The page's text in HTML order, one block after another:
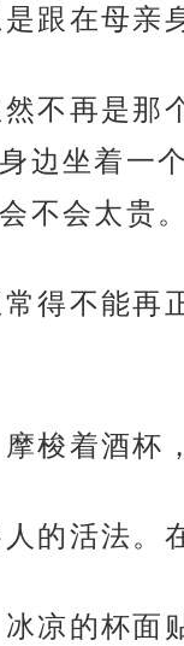
跟在母亲
不再是那
边坐着一
不会太贵
得不能
梭着酒杯
的活法。
凉的杯面